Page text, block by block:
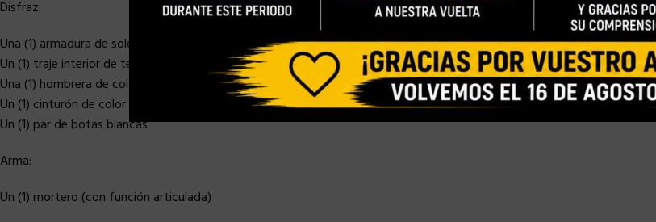
Disfraz:
Una (1) armadura de soldado de asalto de artillería finamente elaborada con marcas amarillas y efectos de intemperismo
Un (1) traje interior de tela de color negro y con múltiples texturas
Una (1) hombrera de color amarillo
Un (1) cinturón de color blanco
Un (1) par de botas blancas
Arma:
Un (1) mortero (con función articulada)